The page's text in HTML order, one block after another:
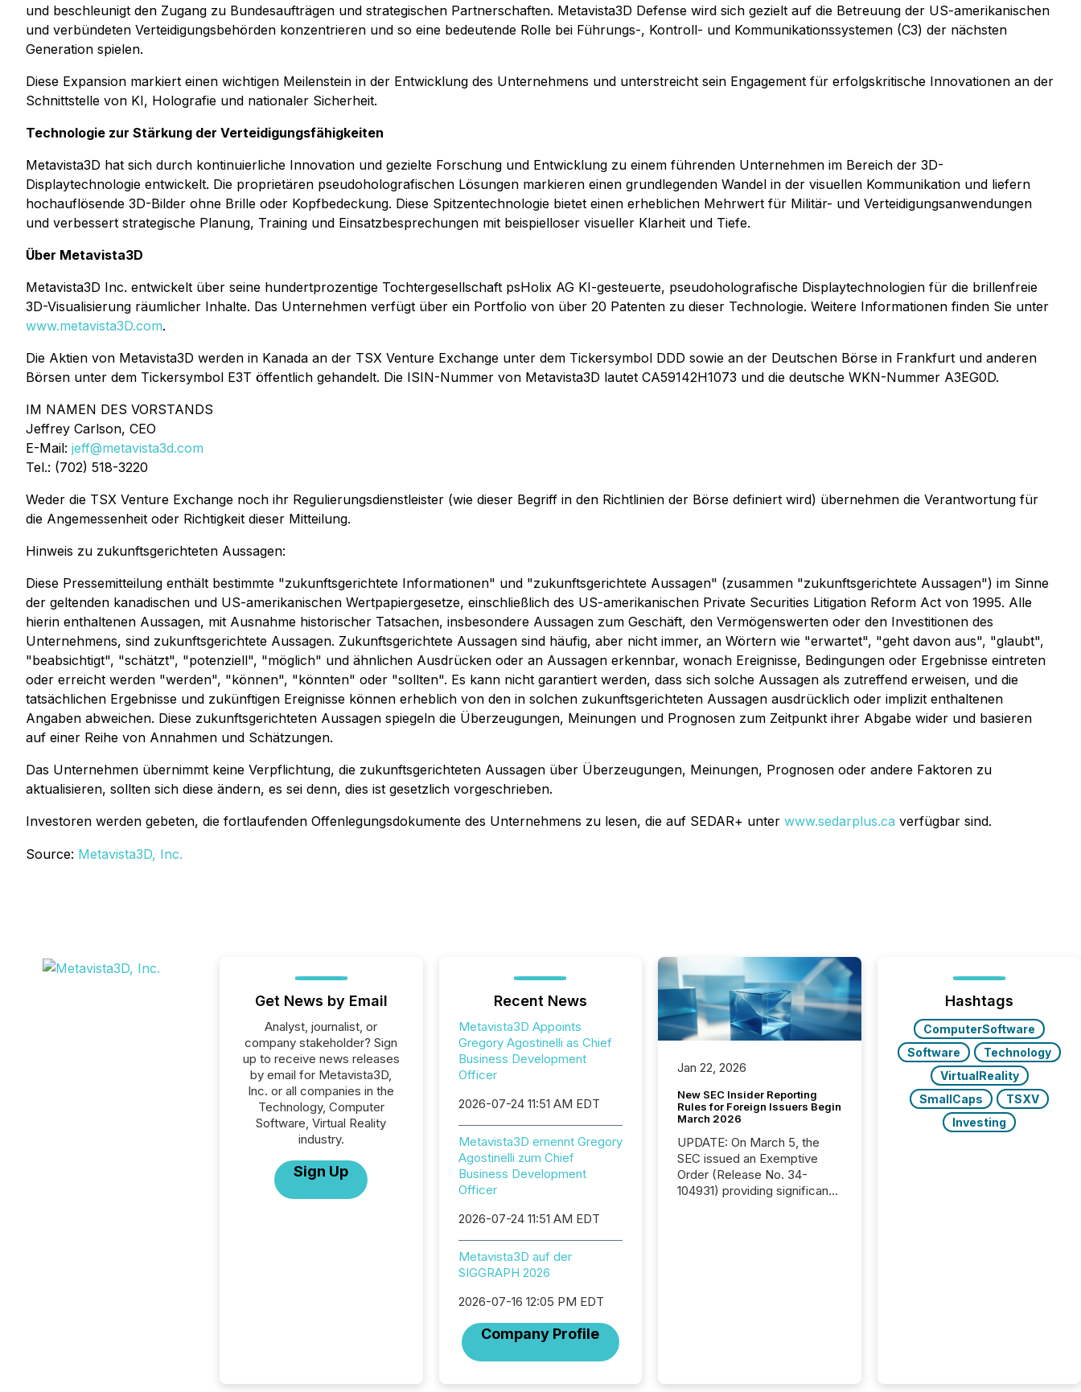
und beschleunigt den Zugang zu Bundesaufträgen und strategischen Partnerschaften. Metavista3D Defense wird sich gezielt auf die Betreuung der US-amerikanischen
und verbündeten Verteidigungsbehörden konzentrieren und so eine bedeutende Rolle bei Führungs-, Kontroll- und Kommunikationssystemen (C3) der nächsten
Generation spielen.
Diese Expansion markiert einen wichtigen Meilenstein in der Entwicklung des Unternehmens und unterstreicht sein Engagement für erfolgskritische Innovationen an der
Schnittstelle von KI, Holografie und nationaler Sicherheit.
Technologie zur Stärkung der Verteidigungsfähigkeiten
Metavista3D hat sich durch kontinuierliche Innovation und gezielte Forschung und Entwicklung zu einem führenden Unternehmen im Bereich der 3D-
Displaytechnologie entwickelt. Die proprietären pseudoholografischen Lösungen markieren einen grundlegenden Wandel in der visuellen Kommunikation und liefern
hochauflösende 3D-Bilder ohne Brille oder Kopfbedeckung. Diese Spitzentechnologie bietet einen erheblichen Mehrwert für Militär- und Verteidigungsanwendungen
und verbessert strategische Planung, Training und Einsatzbesprechungen mit beispielloser visueller Klarheit und Tiefe.
Über Metavista3D
Metavista3D Inc. entwickelt über seine hundertprozentige Tochtergesellschaft psHolix AG KI-gesteuerte, pseudoholografische Displaytechnologien für die brillenfreie
3D-Visualisierung räumlicher Inhalte. Das Unternehmen verfügt über ein Portfolio von über 20 Patenten zu dieser Technologie. Weitere Informationen finden Sie unter
www.metavista3D.com.
Die Aktien von Metavista3D werden in Kanada an der TSX Venture Exchange unter dem Tickersymbol DDD sowie an der Deutschen Börse in Frankfurt und anderen
Börsen unter dem Tickersymbol E3T öffentlich gehandelt. Die ISIN-Nummer von Metavista3D lautet CA59142H1073 und die deutsche WKN-Nummer A3EG0D.
IM NAMEN DES VORSTANDS
Jeffrey Carlson, CEO
E-Mail: jeff@metavista3d.com
Tel.: (702) 518-3220
Weder die TSX Venture Exchange noch ihr Regulierungsdienstleister (wie dieser Begriff in den Richtlinien der Börse definiert wird) übernehmen die Verantwortung für
die Angemessenheit oder Richtigkeit dieser Mitteilung.
Hinweis zu zukunftsgerichteten Aussagen:
Diese Pressemitteilung enthält bestimmte "zukunftsgerichtete Informationen" und "zukunftsgerichtete Aussagen" (zusammen "zukunftsgerichtete Aussagen") im Sinne
der geltenden kanadischen und US-amerikanischen Wertpapiergesetze, einschließlich des US-amerikanischen Private Securities Litigation Reform Act von 1995. Alle
hierin enthaltenen Aussagen, mit Ausnahme historischer Tatsachen, insbesondere Aussagen zum Geschäft, den Vermögenswerten oder den Investitionen des
Unternehmens, sind zukunftsgerichtete Aussagen. Zukunftsgerichtete Aussagen sind häufig, aber nicht immer, an Wörtern wie "erwartet", "geht davon aus", "glaubt",
"beabsichtigt", "schätzt", "potenziell", "möglich" und ähnlichen Ausdrücken oder an Aussagen erkennbar, wonach Ereignisse, Bedingungen oder Ergebnisse eintreten
oder erreicht werden "werden", "können", "könnten" oder "sollten". Es kann nicht garantiert werden, dass sich solche Aussagen als zutreffend erweisen, und die
tatsächlichen Ergebnisse und zukünftigen Ereignisse können erheblich von den in solchen zukunftsgerichteten Aussagen ausdrücklich oder implizit enthaltenen
Angaben abweichen. Diese zukunftsgerichteten Aussagen spiegeln die Überzeugungen, Meinungen und Prognosen zum Zeitpunkt ihrer Abgabe wider und basieren
auf einer Reihe von Annahmen und Schätzungen.
Das Unternehmen übernimmt keine Verpflichtung, die zukunftsgerichteten Aussagen über Überzeugungen, Meinungen, Prognosen oder andere Faktoren zu
aktualisieren, sollten sich diese ändern, es sei denn, dies ist gesetzlich vorgeschrieben.
Investoren werden gebeten, die fortlaufenden Offenlegungsdokumente des Unternehmens zu lesen, die auf SEDAR+ unter www.sedarplus.ca verfügbar sind.
Source: Metavista3D, Inc.
Get News by Email
Analyst, journalist, or
company stakeholder? Sign
up to receive news releases
by email for Metavista3D,
Inc. or all companies in the
Technology, Computer
Software, Virtual Reality
industry.
Sign Up
Recent News
Metavista3D Appoints
Gregory Agostinelli as Chief
Business Development
Officer
2026-07-24 11:51 AM EDT
Metavista3D ernennt Gregory
Agostinelli zum Chief
Business Development
Officer
2026-07-24 11:51 AM EDT
Metavista3D auf der
SIGGRAPH 2026
2026-07-16 12:05 PM EDT
Company Profile
Jan 22, 2026
New SEC Insider Reporting
Rules for Foreign Issuers Begin
March 2026
UPDATE: On March 5, the
SEC issued an Exemptive
Order (Release No. 34-
104931) providing significant
jurisdiction of incorporation;
Hashtags
ComputerSoftware
Software
Technology
VirtualReality
SmallCaps
TSXV
Investing